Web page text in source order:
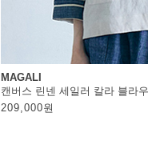
MAGALI
캔버스 린넨 세일러 칼라 블라
209,000원